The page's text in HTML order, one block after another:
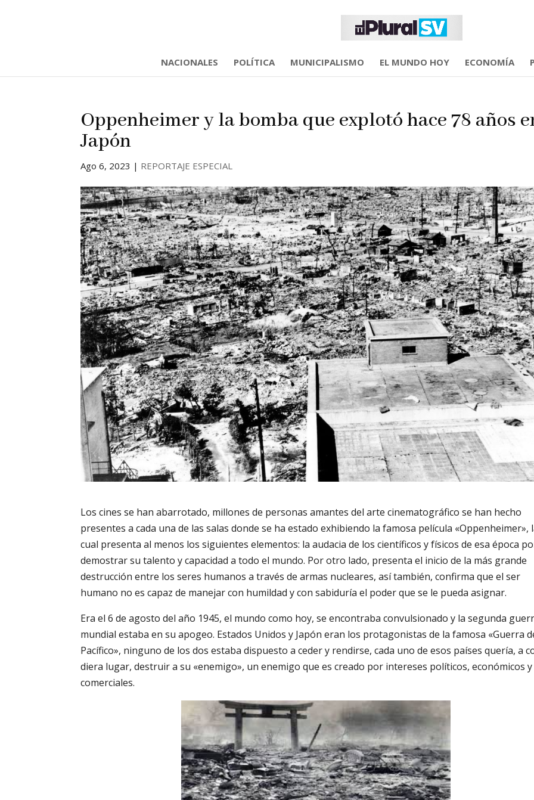
NACIONALES POLÍTICA MUNICIPALISMO EL MUNDO HOY ECONOMÍA
Oppenheimer y la bomba que explotó hace 78 años
Japón
Ago 6, 2023 | REPORTAJE ESPECIAL
Los cines se han abarrotado, millones de personas amantes del arte cinematográfico se han hecho
presentes a cada una de las salas donde se ha estado exhibiendo la famosa película «Oppenheimer»,
cual presenta al menos los siguientes elementos: la audacia de los científicos y físicos de esa época
demostrar su talento y capacidad a todo el mundo. Por otro lado, presenta el inicio de la más grande
destrucción entre los seres humanos a través de armas nucleares, así también, confirma que el ser
humano no es capaz de manejar con humildad y con sabiduría el poder que se le pueda asignar.
Era el 6 de agosto del año 1945, el mundo como hoy, se encontraba convulsionado y la segunda
mundial estaba en su apogeo. Estados Unidos y Japón eran los protagonistas de la famosa «Guerra
Pacífico», ninguno de los dos estaba dispuesto a ceder y rendirse, cada uno de esos países quería, a
diera lugar, destruir a su «enemigo», un enemigo que es creado por intereses políticos, económicos y
comerciales.